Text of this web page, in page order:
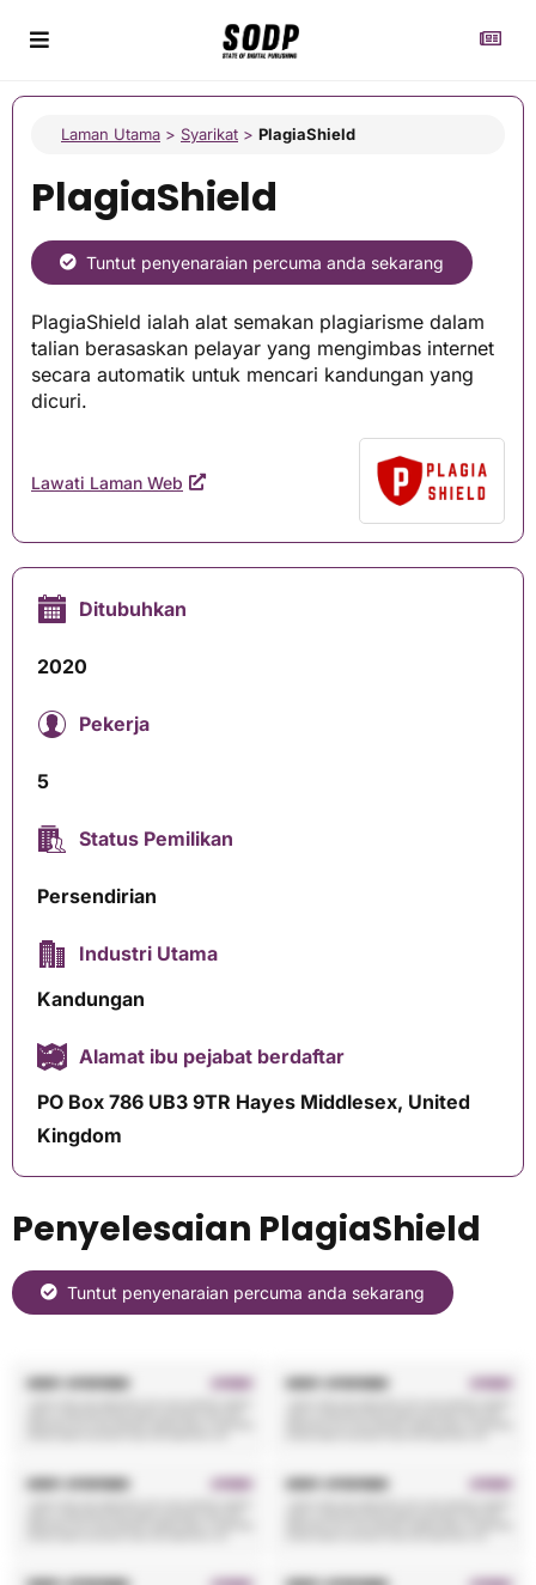
Laman Utama > Syarikat > PlagiaShield
PlagiaShield
Tuntut penyenaraian percuma anda sekarang
PlagiaShield ialah alat semakan plagiarisme dalam
talian berasaskan pelayar yang mengimbas internet
secara automatik untuk mencari kandungan yang
dicuri.
Lawati Laman Web
Ditubuhkan
2020
Pekerja
5
Status Pemilikan
Persendirian
Industri Utama
Kandungan
Alamat ibu pejabat berdaftar
PO Box 786 UB3 9TR Hayes Middlesex, United
Kingdom
Penyelesaian PlagiaShield
Tuntut penyenaraian percuma anda sekarang